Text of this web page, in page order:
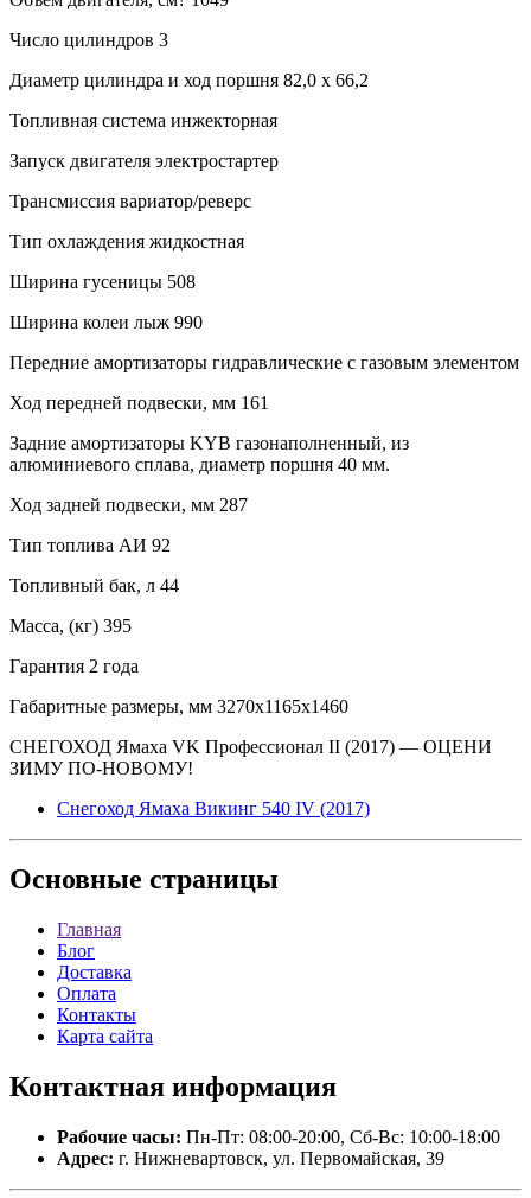
Число цилиндров 3
Диаметр цилиндра и ход поршня 82,0 x 66,2
Топливная система инжекторная
Запуск двигателя электростартер
Трансмиссия вариатор/реверс
Тип охлаждения жидкостная
Ширина гусеницы 508
Ширина колеи лыж 990
Передние амортизаторы гидравлические с газовым элементом
Ход передней подвески, мм 161
Задние амортизаторы KYB газонаполненный, из
алюминиевого сплава, диаметр поршня 40 мм.
Ход задней подвески, мм 287
Тип топлива АИ 92
Топливный бак, л 44
Масса, (кг) 395
Гарантия 2 года
Габаритные размеры, мм 3270х1165х1460
СНЕГОХОД Ямаха VK Профессионал II (2017) — ОЦЕНИ
ЗИМУ ПО-НОВОМУ!
Снегоход Ямаха Викинг 540 IV (2017)
Основные страницы
Главная
Блог
Доставка
Оплата
Контакты
Карта сайта
Контактная информация
Рабочие часы: Пн-Пт: 08:00-20:00, Сб-Вс: 10:00-18:00
Адрес: г. Нижневартовск, ул. Первомайская, 39